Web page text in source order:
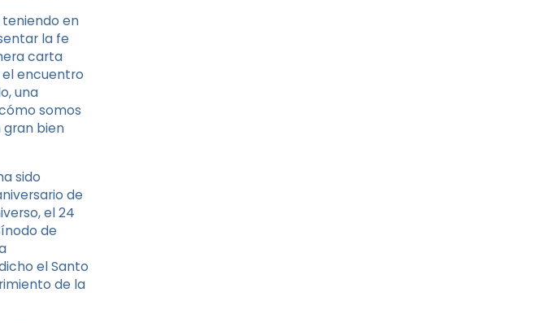
teniendo en
la fe
carta
el encuentro
una
somos
gran bien
sido
de
el 24
de
el Santo
de la